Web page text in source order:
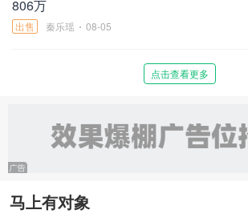
806万
出售 秦乐瑶 08-05
点击查看更多
马上有对象